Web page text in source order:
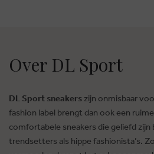
Over DL Sport
DL Sport sneakers zijn onmisbaar
fashion label brengt dan ook een
comfortabele sneakers die geliefd zijn
trendsetters als hippe fashionista’s.